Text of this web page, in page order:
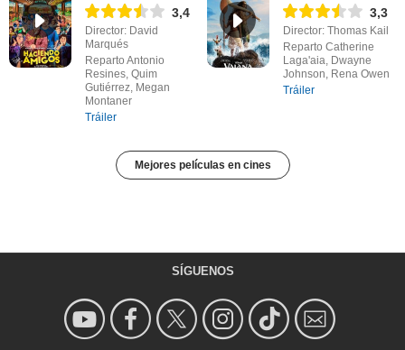
3,4
Director: David
Marqués
Reparto Antonio
Resines, Quim
Gutiérrez, Megan
Montaner
Tráiler
3,3
Director: Thomas Kail
Reparto Catherine
Laga'aia, Dwayne
Johnson, Rena Owen
Tráiler
Mejores películas en cines
SÍGUENOS